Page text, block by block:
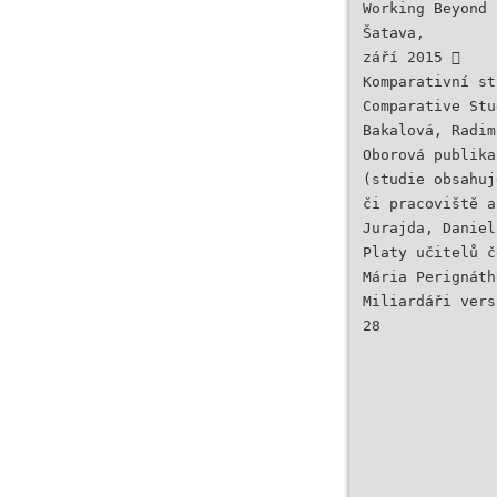
Working
Šatava,
září 2015 
Komparativní
Comparative
Bakalová,
Oborová
(studie
či pracoviště
Jurajda,
Platy učitelů
Mária
Miliardáři
28